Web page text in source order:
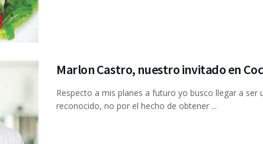
Marlon Castro, nuestro invitado en
Respecto a mis planes a futuro yo busco llegar a ser
reconocido, no por el hecho de obtener ...